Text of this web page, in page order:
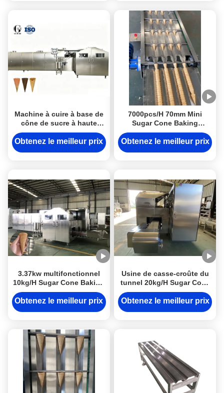
Machine à cuire à base de
cône de sucre à haute
puissance
Obtenez le meilleur prix
7000pcs/H 70mm Mini
Sugar Cone Baking
Machine Multifunctional
Obtenez le meilleur prix
3.37kw multifonctionnel
10kg/H Sugar Cone Baking
Machine
Obtenez le meilleur prix
Usine de casse-croûte du
tunnel 20kg/H Sugar Cone
Baking Machine For
Obtenez le meilleur prix